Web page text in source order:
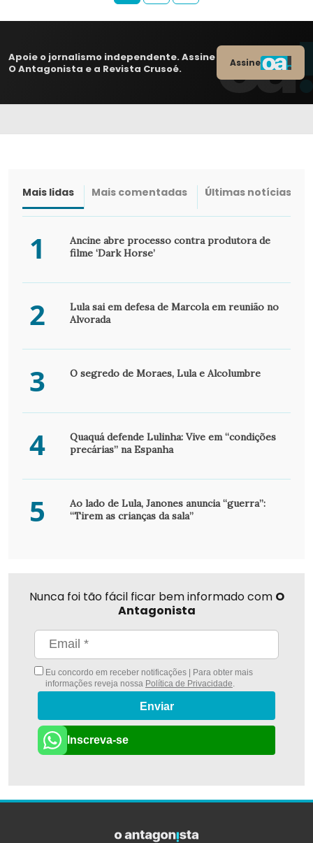
Apoie o jornalismo independente. Assine
O Antagonista e a Revista Crusoé.
Assine
Mais lidas Mais comentadas Últimas notícias
1
Ancine abre processo contra produtora de
filme ‘Dark Horse’
2
Lula sai em defesa de Marcola em reunião no
Alvorada
3 O segredo de Moraes, Lula e Alcolumbre
4
Quaquá defende Lulinha: Vive em “condições
precárias” na Espanha
5
Ao lado de Lula, Janones anuncia “guerra”:
“Tirem as crianças da sala”
Nunca foi tão fácil ficar bem informado com O
Antagonista
Eu concordo em receber notificações | Para obter mais
informações reveja nossa Política de Privacidade.
Enviar
Inscreva-se